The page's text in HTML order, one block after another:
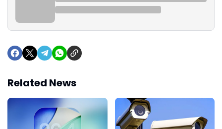
Related News